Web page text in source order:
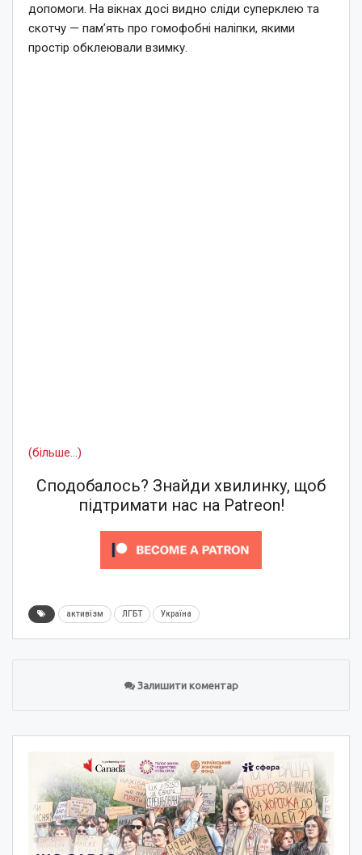
допомоги. На вікнах досі видно сліди суперклею та
скотчу — пам’ять про гомофобні наліпки, якими
простір обклеювали взимку.
(більше…)
Сподобалось? Знайди хвилинку, щоб
підтримати нас на Patreon!
активізм ЛГБТ Україна
Залишити коментар